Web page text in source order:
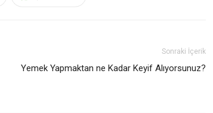
Sonraki İçerik
Yemek Yapmaktan ne Kadar Keyif Alıyorsunuz?